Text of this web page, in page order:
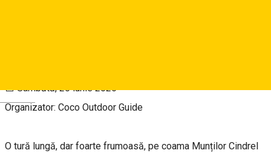
📅 Sâmbătă, 20 iunie 2026
Organizator: Coco Outdoor Guide
O tură lungă, dar foarte frumoasă, pe coama Munților Cindrel